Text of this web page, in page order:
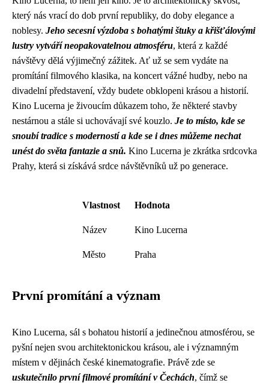
který nás vrací do dob první republiky, do doby elegance a
noblesy. Jeho secesní výzdoba s bohatými štuky a křišťálovými
lustry vytváří neopakovatelnou atmosféru, která z každé
návštěvy dělá výjimečný zážitek. Ať už se sem vydáte na
promítání filmového klasika, na koncert vážné hudby, nebo na
divadelní představení, vždy budete obklopeni krásou a historií.
Kino Lucerna je živoucím důkazem toho, že některé stavby
nestárnou a stále si uchovávají své kouzlo. Je to místo, kde se
snoubí tradice s moderností a kde se i dnes můžeme nechat
unést do světa fantazie a snů. Kino Lucerna je zkrátka srdcovka
Prahy, která si získává srdce návštěvníků už po generace.
Vlastnost Hodnota
Název Kino Lucerna
Město Praha
První promítání a význam
Kino Lucerna, sál s bohatou historií a jedinečnou atmosférou, se
pyšní nejen svou architektonickou krásou, ale i významným
místem v dějinách české kinematografie. Právě zde se
uskutečnilo první filmové promítání v Čechách, čímž se